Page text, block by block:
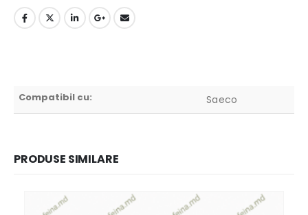
Compatibil cu: Saeco
PRODUSE SIMILARE